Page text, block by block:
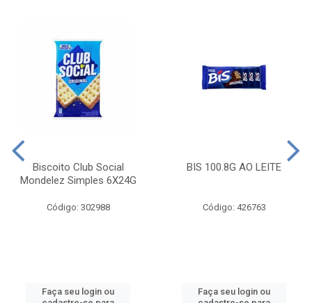
Biscoito Club Social
Mondelez Simples 6X24G
Código: 302988
Faça seu login ou
BIS 100.8G AO LEITE
Código: 426763
Faça seu login ou